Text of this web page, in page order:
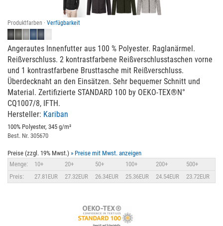
Produktfarben · Verfügbarkeit
Angerautes Innenfutter aus 100 % Polyester. Raglanärmel.
Reißverschluss. 2 kontrastfarbene Reißverschlusstaschen vorne
und 1 kontrastfarbene Brusttasche mit Reißverschluss.
Überdecknaht an den Einsätzen. Sehr bequemer Schnitt und
Material. Zertifizierte STANDARD 100 by OEKO-TEX®N°
CQ1007/8, IFTH.
Hersteller: Kariban
100% Polyester, 345 g/m²
Best. Nr. 305670
Preise (zzgl. 19% Mwst.) » Preise mit Mwst. anzeigen
Menge:
10+ 20+ 50+ 100+ 200+
500+
Preis:
27.81EUR 27.32EUR 26.34EUR 25.36EUR 24.54EUR 23.72EUR